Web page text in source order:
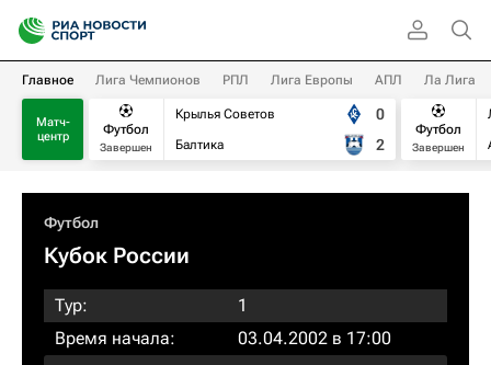
Главное Лига Чемпионов РПЛ Лига Европы АПЛ Ла Лига
Матч-
центр
Футбол
Завершен
Крылья Советов
Балтика
0
2
Футбол
Завершен
Футбол
Кубок России
Тур:
1
Время начала:
03.04.2002 в 17:00